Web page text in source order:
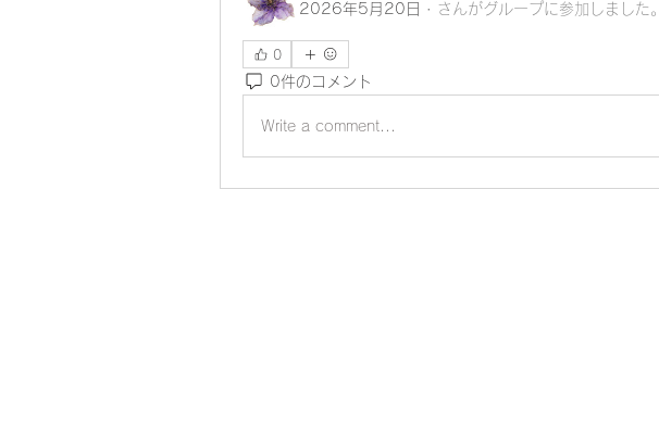
2026年5月20日 · さんがグループに参加しました。
0
0件のコメント
Write a comment...